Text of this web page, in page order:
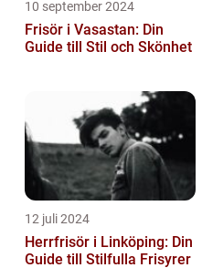
10 september 2024
Frisör i Vasastan: Din
Guide till Stil och Skönhet
12 juli 2024
Herrfrisör i Linköping: Din
Guide till Stilfulla Frisyrer